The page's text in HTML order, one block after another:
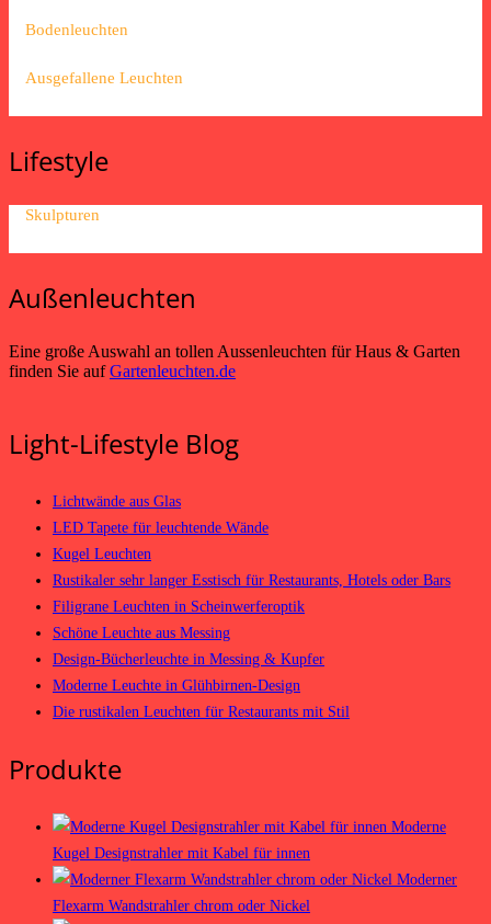
Bodenleuchten
Ausgefallene Leuchten
Lifestyle
Skulpturen
Außenleuchten
Eine große Auswahl an tollen Aussenleuchten für Haus & Garten
finden Sie aufGartenleuchten.de
Light-Lifestyle Blog
Lichtwände aus Glas
LED Tapete für leuchtende Wände
Kugel Leuchten
Rustikaler sehr langer Esstisch für Restaurants, Hotels oder Bars
Filigrane Leuchten in Scheinwerferoptik
Schöne Leuchte aus Messing
Design-Bücherleuchte in Messing & Kupfer
Moderne Leuchte in Glühbirnen-Design
Die rustikalen Leuchten für Restaurants mit Stil
Produkte
Moderne
Kugel Designstrahler mit Kabel für innen
Moderner
Flexarm Wandstrahler chrom oder Nickel